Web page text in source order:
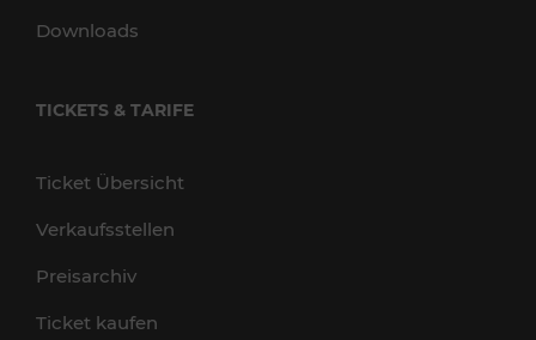
Downloads
TICKETS & TARIFE
Ticket Übersicht
Verkaufsstellen
Preisarchiv
Ticket kaufen